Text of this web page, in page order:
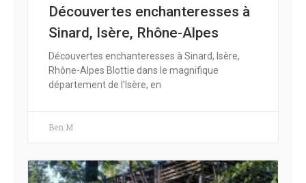
Découvertes enchanteresses à
Sinard, Isère, Rhône-Alpes
Découvertes enchanteresses à Sinard, Isère,
Rhône-Alpes Blottie dans le magnifique
département de l’Isère, en
Ben M